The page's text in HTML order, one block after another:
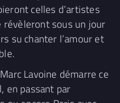
celles d’artistes
révèleront sous un jour
su chanter l’amour et
Lavoine démarre ce
en passant par